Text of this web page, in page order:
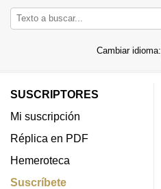
Cambiar idioma:
SUSCRIPTORES
Mi suscripción
Réplica en PDF
Hemeroteca
Suscríbete